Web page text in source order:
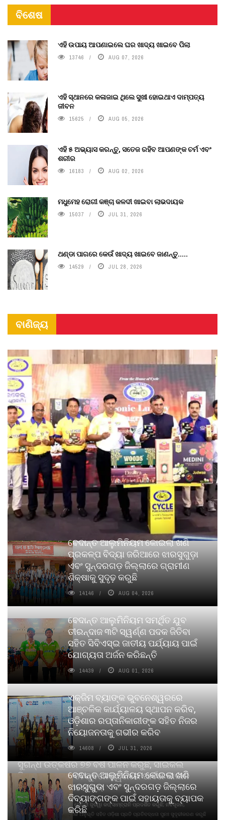
ବିଶେଷ
ଏହି ଉପାୟ ଆପଣାଇଲେ ଘର ଖାଦ୍ୟ ଖାଇବେ ପିଲା
13746 AUG 07, 2026
ଏହି ସ୍ଥାନରେ କଳାଜାଇ ଥିଲେ ସୁଖୀ ହୋଇଥାଏ ଦାମ୍ପତ୍ୟ
ଜୀବନ
15625 AUG 05, 2026
ଏହି ୫ ଅଭ୍ୟାସ କରନ୍ତୁ, ସତେଜ ରହିବ ଆପଣଙ୍କ ଚର୍ମ ଏବଂ
ଶରୀର
16183 AUG 02, 2026
ମଧୁମେହ ରୋଗୀ କଞ୍ଚା କଳଦୀ ଖାଇବା ଲାଭଦାୟକ
15037 JUL 31, 2026
ଥଣ୍ଡା ପାଗରେ କେଉଁ ଖାଦ୍ୟ ଖାଇବେ ଜାଣନ୍ତୁ.....
14529 JUL 28, 2026
ବାଣିଜ୍ୟ
ସୁଗନ୍ଧ ଉତ୍କର୍ଷର ୭୭ ବର୍ଷ ପାଳନ କରୁଛି, ସାଇକଲ
ପିୟୋର୍‌ ଅଗରବତୀ ଭୁବନେଶ୍ୱରରେ ପାର୍ବଣ କାଳୀନ
ନବସୃଜନ ଉନ୍ମୋଚନ କଲା
ବାଉଁଶ ବିହୀନ କଠିନ ଧୂପ ଏବଂ ମେଦିନୀ ଜୁଡୱା କପ୍‌ ସାମ୍ବ୍ରାନି ପ୍ରଦର୍ଶିତ କରୁଛି; ନବସୃଜନ,
ଦୀର୍ଘସ୍ଥାୟିତା ଏବଂ ଆଧ୍ୟାତ୍ମିକ ଅନୁଭୂତି ସହିତ ଓଡ଼ିଶା ପ୍ରତି ପ୍ରତିବଦ୍ଧତା ପୁନଃ ସୁଦୃଢୀକରଣ କରୁଛି
ବେଦାନ୍ତ ଆଲୁମିନିୟମ କୋଇଲା ଖଣି
ପ୍ରକଳ୍ପ ବିଦ୍ୟା ଜରିଆରେ ଝାରସୁଗୁଡ଼ା
ଏବଂ ସୁନ୍ଦରଗଡ଼ ଜିଲ୍ଲାରେ ଗ୍ରାମୀଣ
ଶିକ୍ଷାକୁ ସୁଦୃଢ଼ କରୁଛି
14146 AUG 04, 2026
ବେଦାନ୍ତ ଆଲୁମିନିୟମ ସମର୍ଥିତ ଯୁବ
ତୀରନ୍ଦାଜ ୩ଟି ସ୍ୱର୍ଣ୍ଣ ପଦକ ଜିତିବା
ସହିତ ସିବିଏସ୍ଇ ଜାତୀୟ ପର୍ଯ୍ୟାୟ ପାଇଁ
ଯୋଗ୍ୟତା ଅର୍ଜନ କରିଛନ୍ତି
14439 AUG 01, 2026
ଏକ୍ଜିମ ବ୍ୟାଙ୍କ ଭୁବନେଶ୍ୱରରେ
ଆଞ୍ଚଳିକ କାର୍ଯ୍ୟାଳୟ ସ୍ଥାପନ କରିବ,
ଓଡ଼ିଶାର ରପ୍ତାନିକାରୀଙ୍କ ସହିତ ନିଜର
ନିୟୋଜନତାକୁ ଗଭୀର କରିବ
14608 JUL 31, 2026
ବେଦାନ୍ତ ଆଲୁମିନିୟମ କୋଇଲା ଖଣି
ଝାରସୁଗୁଡା ଏବଂ ସୁନ୍ଦରଗଡ଼ ଜିଲ୍ଲାରେ
ଦିବ୍ୟାଙ୍ଗଙ୍କ ପାଇଁ ସହାୟତାକୁ ବ୍ୟାପକ
କରିଛି